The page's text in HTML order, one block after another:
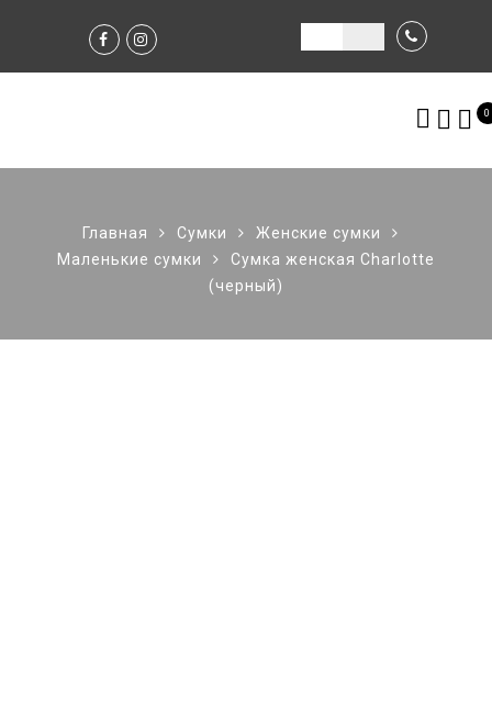
0
Главная Сумки
Женские сумки
Маленькие сумки
Сумка женская Charlotte
(черный)